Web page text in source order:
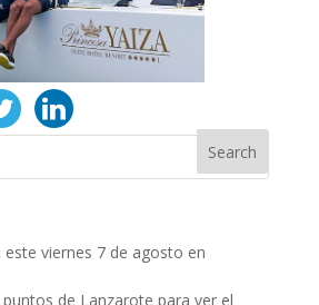
viernes 7 de agosto en
de Lanzarote para ver el